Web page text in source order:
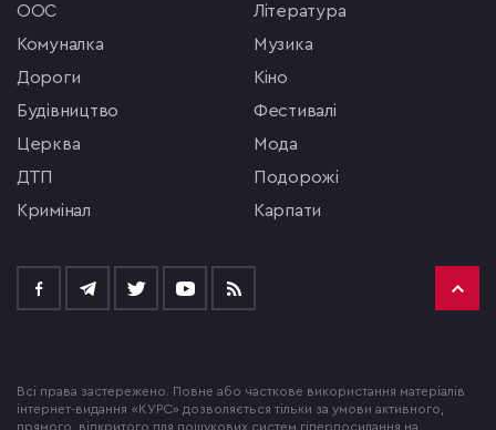
ООС
комуналка
Дороги
будівництво
церква
ДТП
кримінал
література
музика
кіно
фестивалі
мода
подорожі
Карпати
Всі права застережено. Повне або часткове використання матеріалів
інтернет-видання «КУРС» дозволяється тільки за умови активного,
прямого, відкритого для пошукових систем гіперпосилання на